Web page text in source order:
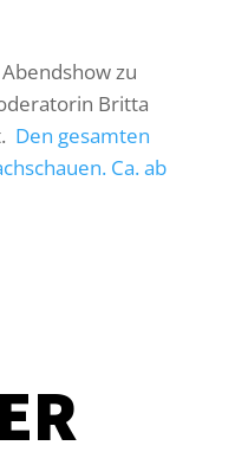
zu
Britta
Den gesamten
Ca. ab